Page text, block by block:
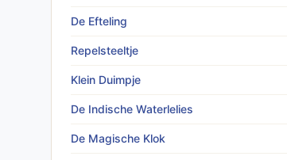
De Efteling
Repelsteeltje
Klein Duimpje
De Indische Waterlelies
De Magische Klok